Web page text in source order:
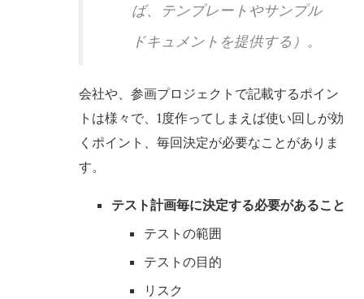
ば、テンプレートやサンプル
ドキュメントを提供する）。
会社や、参画プロジェクトで記載するポイン
トは様々で、1度作ってしまえば使い回しが効
くポイント、毎回決定が必要なことがありま
す。
テスト計画毎に決定する必要があること
テストの範囲
テストの目的
リスク